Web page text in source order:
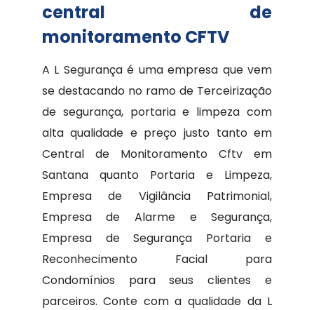
central de
monitoramento CFTV
A L Segurança é uma empresa que vem
se destacando no ramo de Terceirização
de segurança, portaria e limpeza com
alta qualidade e preço justo tanto em
Central de Monitoramento Cftv em
Santana quanto Portaria e Limpeza,
Empresa de Vigilância Patrimonial,
Empresa de Alarme e Segurança,
Empresa de Segurança Portaria e
Reconhecimento Facial para
Condomínios para seus clientes e
parceiros. Conte com a qualidade da L